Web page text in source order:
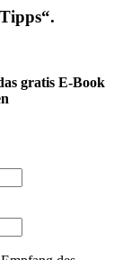
gratis E-Book